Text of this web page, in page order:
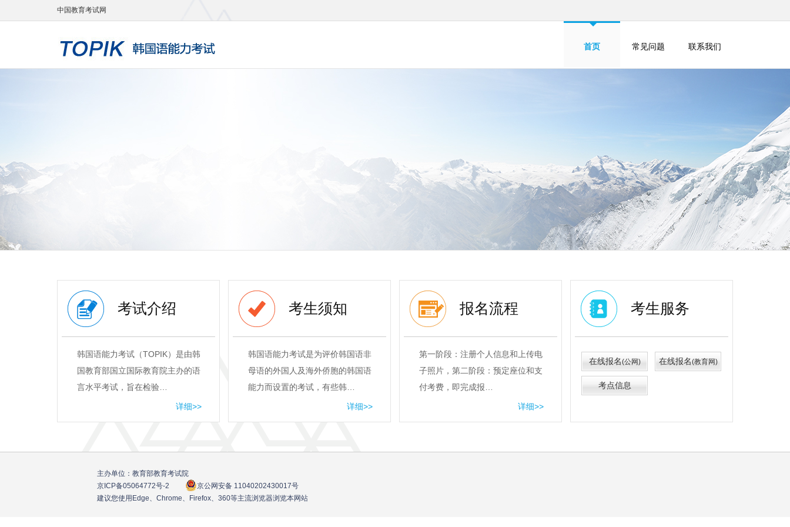
中国教育考试网
首页 常见问题 联系我们
考试介绍
韩国语能力考试（TOPIK）是由韩
国教育部国立国际教育院主办的语
言水平考试，旨在检验…
详细>>
考生须知
韩国语能力考试是为评价韩国语非
母语的外国人及海外侨胞的韩国语
能力而设置的考试，有些韩…
详细>>
报名流程
第一阶段：注册个人信息和上传电
子照片，第二阶段：预定座位和支
付考费，即完成报…
详细>>
考生服务
在线报名(公网) 在线报名(教育网)
考点信息
主办单位：教育部教育考试院
京ICP备05064772号-2
京公网安备 11040202430017号
建议您使用Edge、Chrome、Firefox、360等主流浏览器浏览本网站